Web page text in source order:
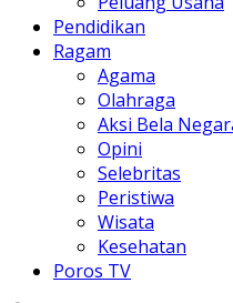
Pendidikan
Ragam
Agama
Olahraga
Aksi Bela
Opini
Selebritas
Peristiwa
Wisata
Kesehatan
Poros TV